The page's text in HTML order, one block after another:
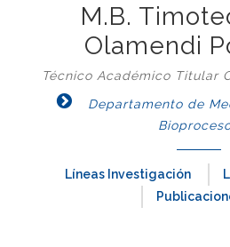
M.B.
Olamendi
Técnico Académico Titular
Departamento de
Líneas Investigación